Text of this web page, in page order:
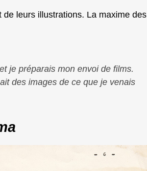
leurs illustrations. La maxime des
je préparais mon envoi de films.
des images de ce que je venais